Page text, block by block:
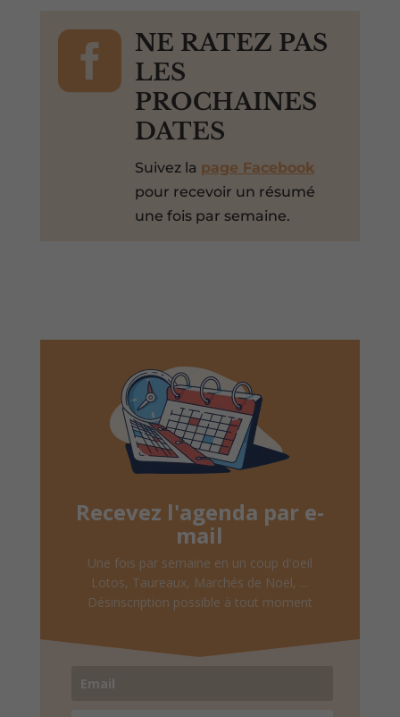

NE RATEZ PAS
LES
PROCHAINES
DATES
Suivez la page Facebook
pour recevoir un résumé
une fois par semaine.
Recevez l'agenda par e-
mail
Une fois par semaine en un coup d'oeil
Lotos, Taureaux, Marchés de Noël, ...
Désinscription possible à tout moment